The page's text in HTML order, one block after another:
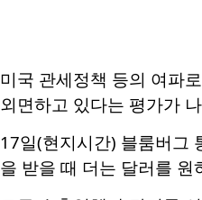
미국 관세정책 등의 여파
외면하고 있다는 평가가
17일(현지시간) 블룸버그
을 받을 때 더는 달러를